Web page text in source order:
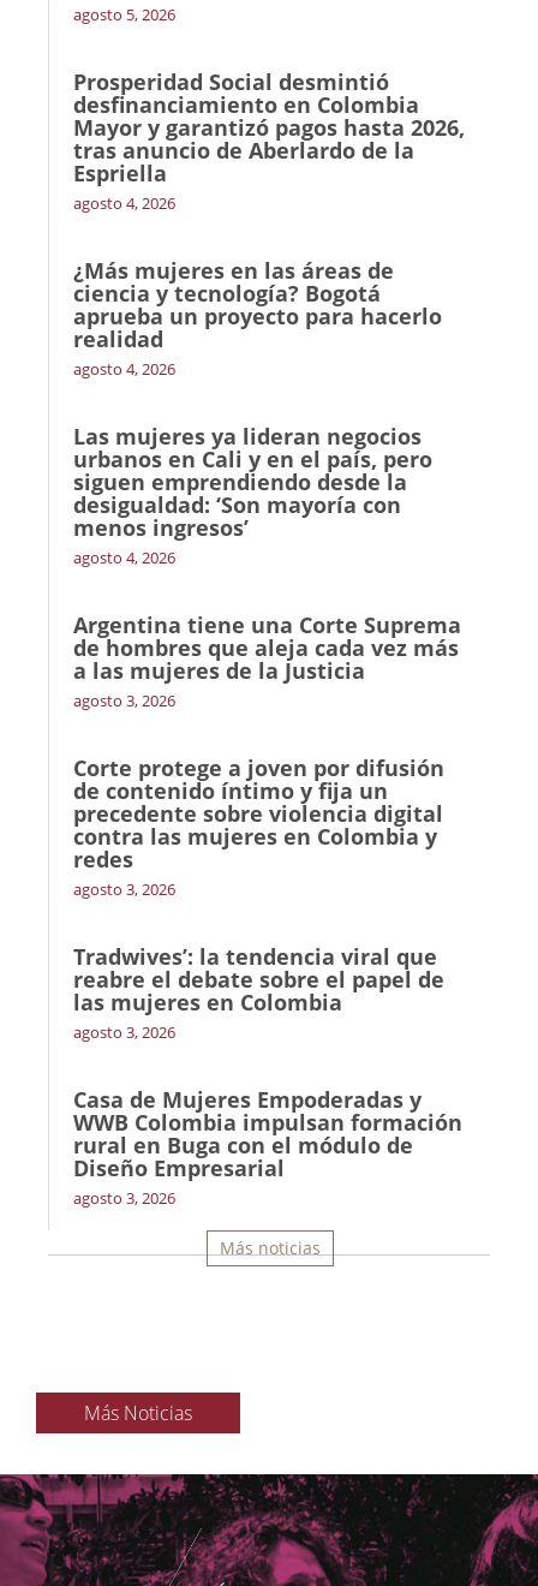
agosto 5, 2026
Prosperidad Social desmintió
desfinanciamiento en Colombia
Mayor y garantizó pagos hasta 2026,
tras anuncio de Aberlardo de la
Espriella
agosto 4, 2026
¿Más mujeres en las áreas de
ciencia y tecnología? Bogotá
aprueba un proyecto para hacerlo
realidad
agosto 4, 2026
Las mujeres ya lideran negocios
urbanos en Cali y en el país, pero
siguen emprendiendo desde la
desigualdad: ‘Son mayoría con
menos ingresos’
agosto 4, 2026
Argentina tiene una Corte Suprema
de hombres que aleja cada vez más
a las mujeres de la Justicia
agosto 3, 2026
Corte protege a joven por difusión
de contenido íntimo y fija un
precedente sobre violencia digital
contra las mujeres en Colombia y
redes
agosto 3, 2026
Tradwives’: la tendencia viral que
reabre el debate sobre el papel de
las mujeres en Colombia
agosto 3, 2026
Casa de Mujeres Empoderadas y
WWB Colombia impulsan formación
rural en Buga con el módulo de
Diseño Empresarial
agosto 3, 2026
Más noticias
Más Noticias